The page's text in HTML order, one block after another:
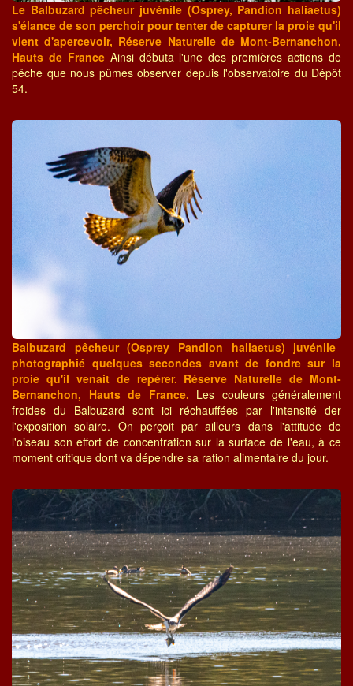
Le Balbuzard pêcheur juvénile (Osprey, Pandion haliaetus)
s'élance de son perchoir pour tenter de capturer la proie qu'il
vient d'apercevoir, Réserve Naturelle de Mont-Bernanchon,
Hauts de FranceAinsi débuta l'une des premières actions de
pêche que nous pûmes observer depuis l'observatoire du Dépôt
54.
Balbuzard pêcheur (Osprey Pandion haliaetus) juvénile
photographié quelques secondes avant de fondre sur la
proie qu'il venait de repérer. Réserve Naturelle de Mont-
Bernanchon, Hauts de France. Les couleurs généralement
froides du Balbuzard sont ici réchauffées par l'intensité der
l'exposition solaire. On perçoit par ailleurs dans l'attitude de
l'oiseau son effort de concentration sur la surface de l'eau, à ce
moment critique dont va dépendre sa ration alimentaire du jour.